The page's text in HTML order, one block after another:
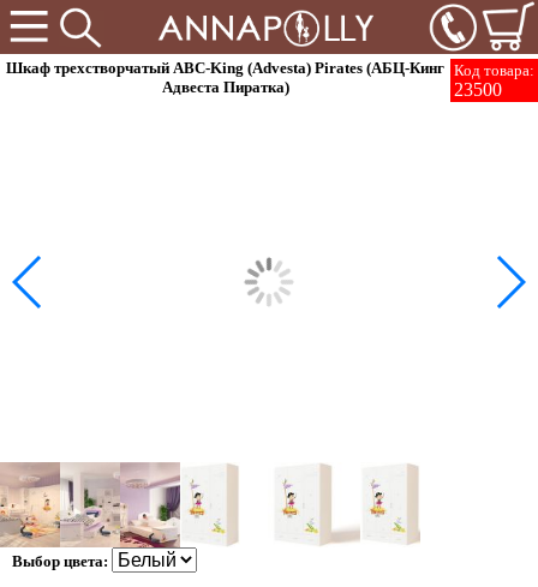
Код товара:
23500
Шкаф трехстворчатый ABC-King (Advesta) Pirates (АБЦ-Кинг
Адвеста Пиратка)
Выбор цвета: